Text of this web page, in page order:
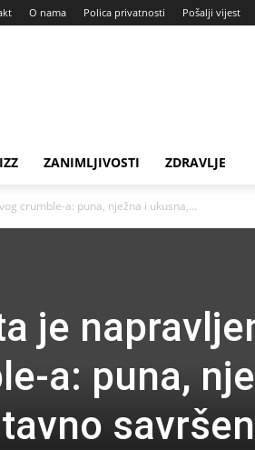
O nama Polica privatnosti Pošalji vijest
ZANIMLJIVOSTI ZDRAVLJE
crumble-a: puna, nježna i ukusna,...
je
a: puna,